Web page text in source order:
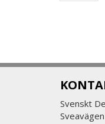
Svenskt